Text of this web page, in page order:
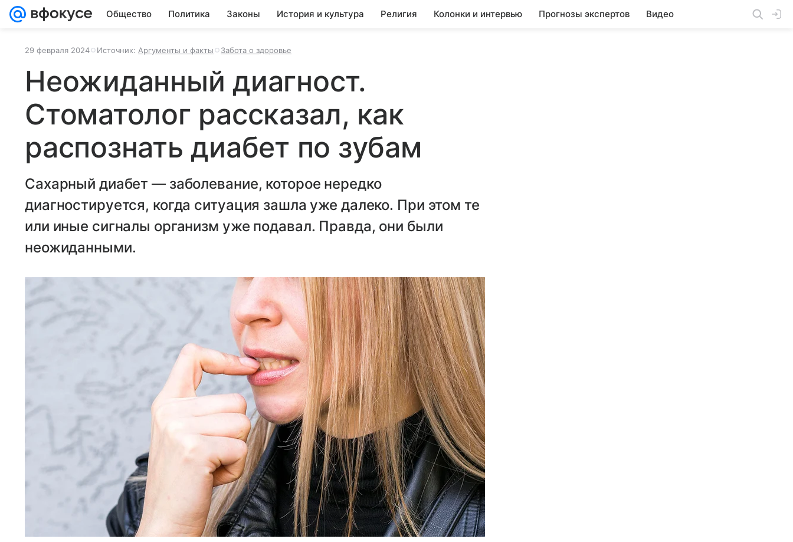
Общество Политика Законы История и культура Религия Колонки и интервью Прогнозы экспертов Видео
29 февраля 2024 Источник: Аргументы и факты Забота о здоровье
Неожиданный диагност.
Стоматолог рассказал, как
распознать диабет по зубам
Сахарный диабет — заболевание, которое нередко
диагностируется, когда ситуация зашла уже далеко. При этом те
или иные сигналы организм уже подавал. Правда, они были
неожиданными.